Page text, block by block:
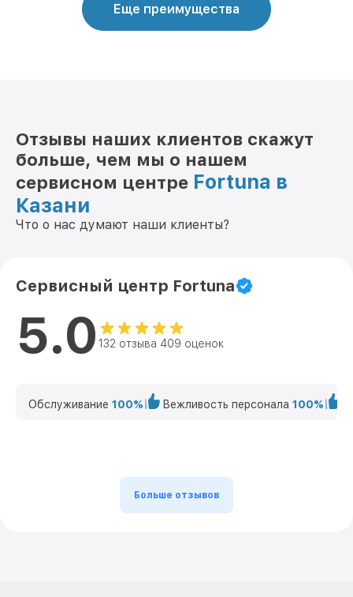
Еще преимущества
Отзывы наших клиентов скажут
больше, чем мы о нашем
сервисном центре Fortuna в
Казани
Что о нас думают наши клиенты?
Сервисный центр Fortuna
5.0 132 отзыва 409 оценок
Обслуживание 100% Вежливость персонала 100%
Больше отзывов